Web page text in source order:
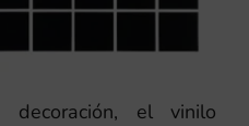
el vinilo